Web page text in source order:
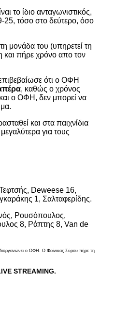
το ίδιο ανταγωνιστικός,
25, τόσο στο δεύτερο, όσο
μονάδα του (υπηρετεί τη
και πήρε χρόνο απο τον
ότι ο ΟΦΗ
, καθώς ο χρόνος
ο ΟΦΗ, δεν μπορεί να
και στα παιχνίδια
για τους
Deweese 16,
1, Σαλταφερίδης.
Ρουσόπουλος,
8, Ράπτης 8, Van de
ο ΟΦΗ. Ο Φοίνικας Σύρου πήρε τη
STREAMING.